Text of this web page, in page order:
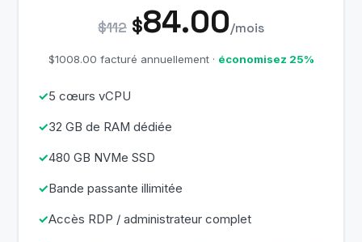
$112 $84.00/mois
$1008.00 facturé annuellement · économisez 25%
5 cœurs vCPU
32 GB de RAM dédiée
480 GB NVMe SSD
Bande passante illimitée
Accès RDP / administrateur complet